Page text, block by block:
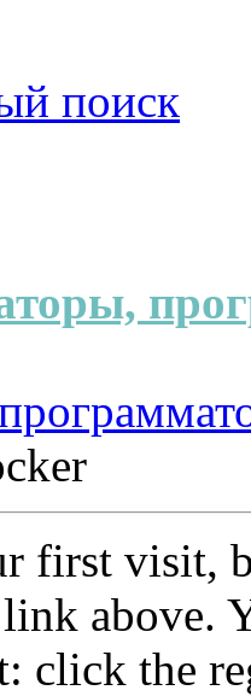
поиск
first visit,
above.
click the